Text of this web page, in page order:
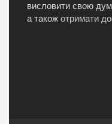
висловити свою
а також отримати